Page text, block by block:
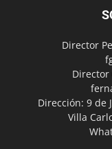
Director
Director
Dirección: 9 de
Villa